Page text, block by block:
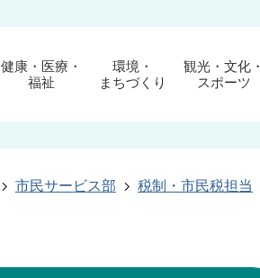
健康・医療・
福祉
環境・
まちづくり
観光・文化・
スポーツ
市民サービス部 税制・市民税担当